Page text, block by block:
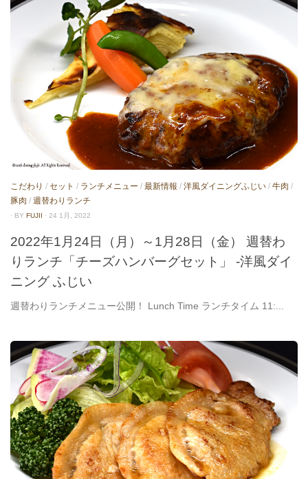
こだわり / セット / ランチメニュー / 最新情報 / 洋風ダイニングふじい / 牛肉 /
豚肉 / 週替わりランチ
· BY FUJII · 24 1月, 2022
2022年1月24日（月）～1月28日（金） 週替わ
りランチ「チーズハンバーグセット」 -洋風ダイ
ニング ふじい
週替わりランチメニュー公開！ Lunch Time ランチタイム 11:...